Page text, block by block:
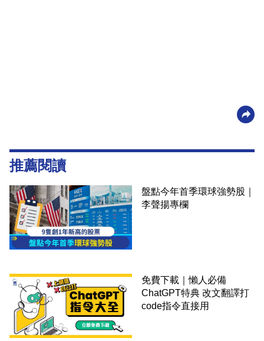
推薦閱讀
盤點今年首季環球強勢股｜
李聲揚專欄
免費下載｜懶人必備
ChatGPT特典 改文翻譯打
code指令直接用